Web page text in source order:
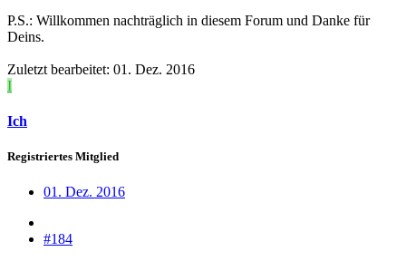
P.S.: Willkommen nachträglich in diesem Forum und Danke für
Deins.
Zuletzt bearbeitet: 01. Dez. 2016
I
Ich
Registriertes Mitglied
01. Dez. 2016
#184